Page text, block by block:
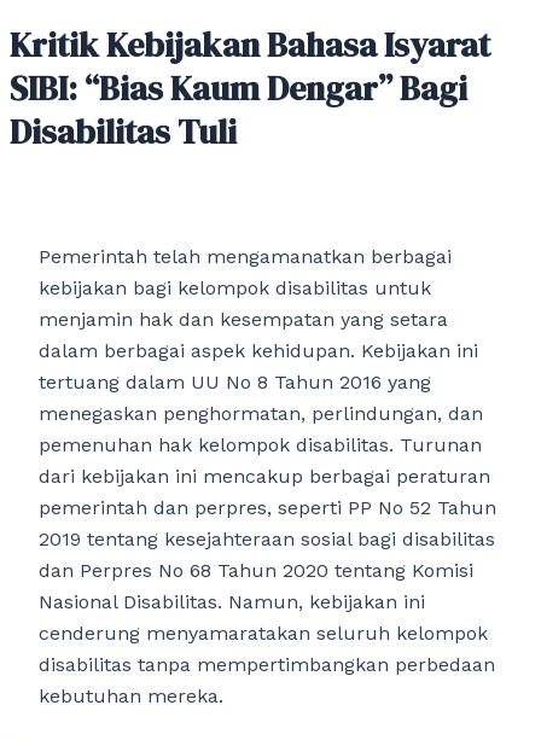
Kritik Kebijakan Bahasa Isyarat
SIBI: “Bias Kaum Dengar” Bagi
Disabilitas Tuli
Pemerintah telah mengamanatkan berbagai
kebijakan bagi kelompok disabilitas untuk
menjamin hak dan kesempatan yang setara
dalam berbagai aspek kehidupan. Kebijakan ini
tertuang dalam UU No 8 Tahun 2016 yang
menegaskan penghormatan, perlindungan, dan
pemenuhan hak kelompok disabilitas. Turunan
dari kebijakan ini mencakup berbagai peraturan
pemerintah dan perpres, seperti PP No 52 Tahun
2019 tentang kesejahteraan sosial bagi disabilitas
dan Perpres No 68 Tahun 2020 tentang Komisi
Nasional Disabilitas. Namun, kebijakan ini
cenderung menyamaratakan seluruh kelompok
disabilitas tanpa mempertimbangkan perbedaan
kebutuhan mereka.